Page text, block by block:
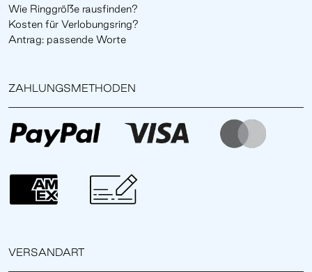
Wie Ringgröße rausfinden?
Kosten für Verlobungsring?
Antrag: passende Worte
ZAHLUNGSMETHODEN
VERSANDART